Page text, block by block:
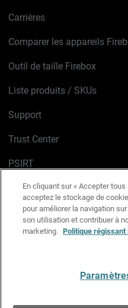
Carrières
Comparer les appareils
Outil de taille Firebox
Liste produits / SKUs
Support
Trust Center
PSIRT
Avis sur les cookies
Politique de confidentialité
Charte Graphique
En cliquant sur « Accepter
acceptez le stockage de
pour améliorer la navigation
son utilisation et contribuer à
marketing. Politique régissant